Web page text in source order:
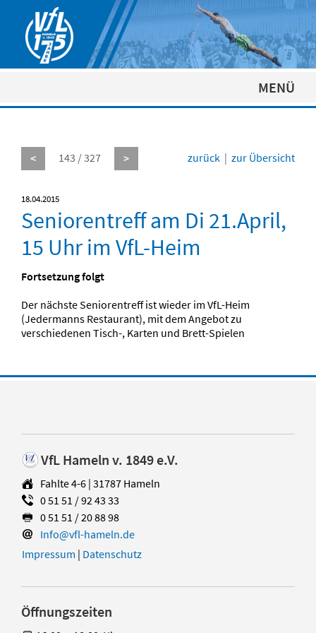
MENÜ
< 143 / 327 > zurück | zur Übersicht
18.04.2015
Seniorentreff am Di 21.April,
15 Uhr im VfL-Heim
Fortsetzung folgt
Der nächste Seniorentreff ist wieder im VfL-Heim
(Jedermanns Restaurant), mit dem Angebot zu
verschiedenen Tisch-, Karten und Brett-Spielen
VfL Hameln v. 1849 e.V.
Fahlte 4-6 | 31787 Hameln
0 51 51 / 92 43 33
0 51 51 / 20 88 98
Info@vfl-hameln.de
Impressum | Datenschutz
Öffnungszeiten